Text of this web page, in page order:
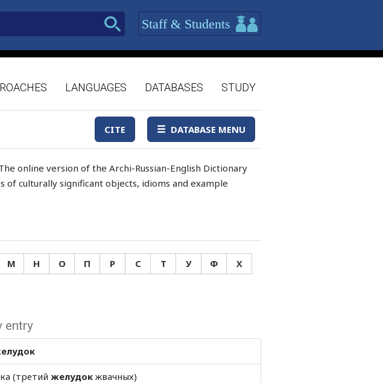
Staff & Students
LANGUAGES DATABASES STUDY
CITE DATABASE MENU
online version of the Archi-Russian-English Dictionary
culturally significant objects, idioms and example
М Н О П Р С Т У Ф
Х
entry
(третийжелудок жвачных)